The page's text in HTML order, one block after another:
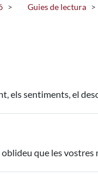
Guies de lectura
els sentiments, el
que les vostres